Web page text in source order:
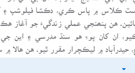
ڪلاس ۾ پاس ڪري، دڪشا فيلوشپ ۽
هن پنھنجي عملي زندگيءَ جو آغاز هڪ
ڪيو، ان کان پوءِ هو سنڌ مدرسي ۽ اين
۾ گورنمينٽ ڪاليج، حيدرآباد ۾ ليڪچرار مقرر ٿيو. هن
بنياد وڌو، جنھن جو هيءُ پرنسپال ٿي رهيو. هيءُ 1953ع کان 1955ع
۽ فارسيءَ جو پروفيسر منتخب ٿيو.